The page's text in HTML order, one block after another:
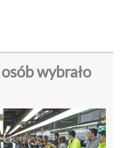
wybrało